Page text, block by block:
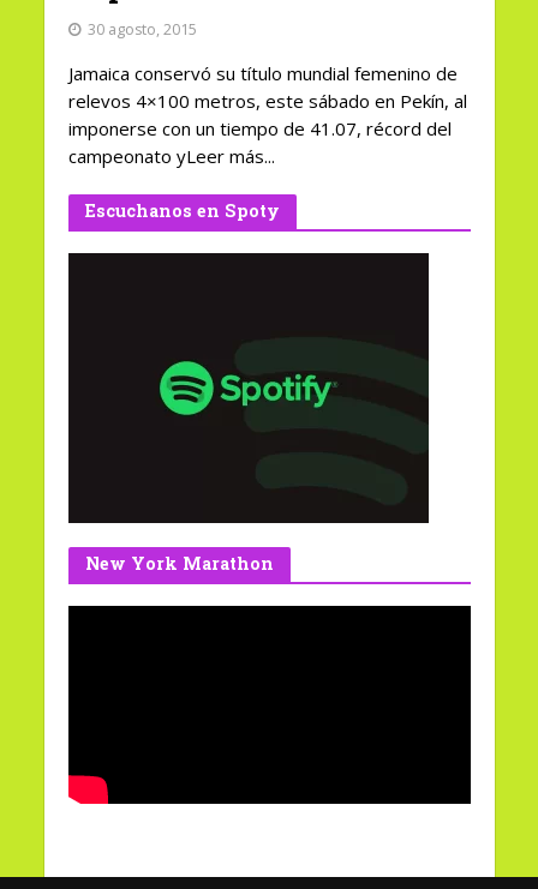
30 agosto, 2015
Jamaica conservó su título mundial femenino de
relevos 4×100 metros, este sábado en Pekín, al
imponerse con un tiempo de 41.07, récord del
campeonato yLeer más...
Escuchanos en Spoty
New York Marathon